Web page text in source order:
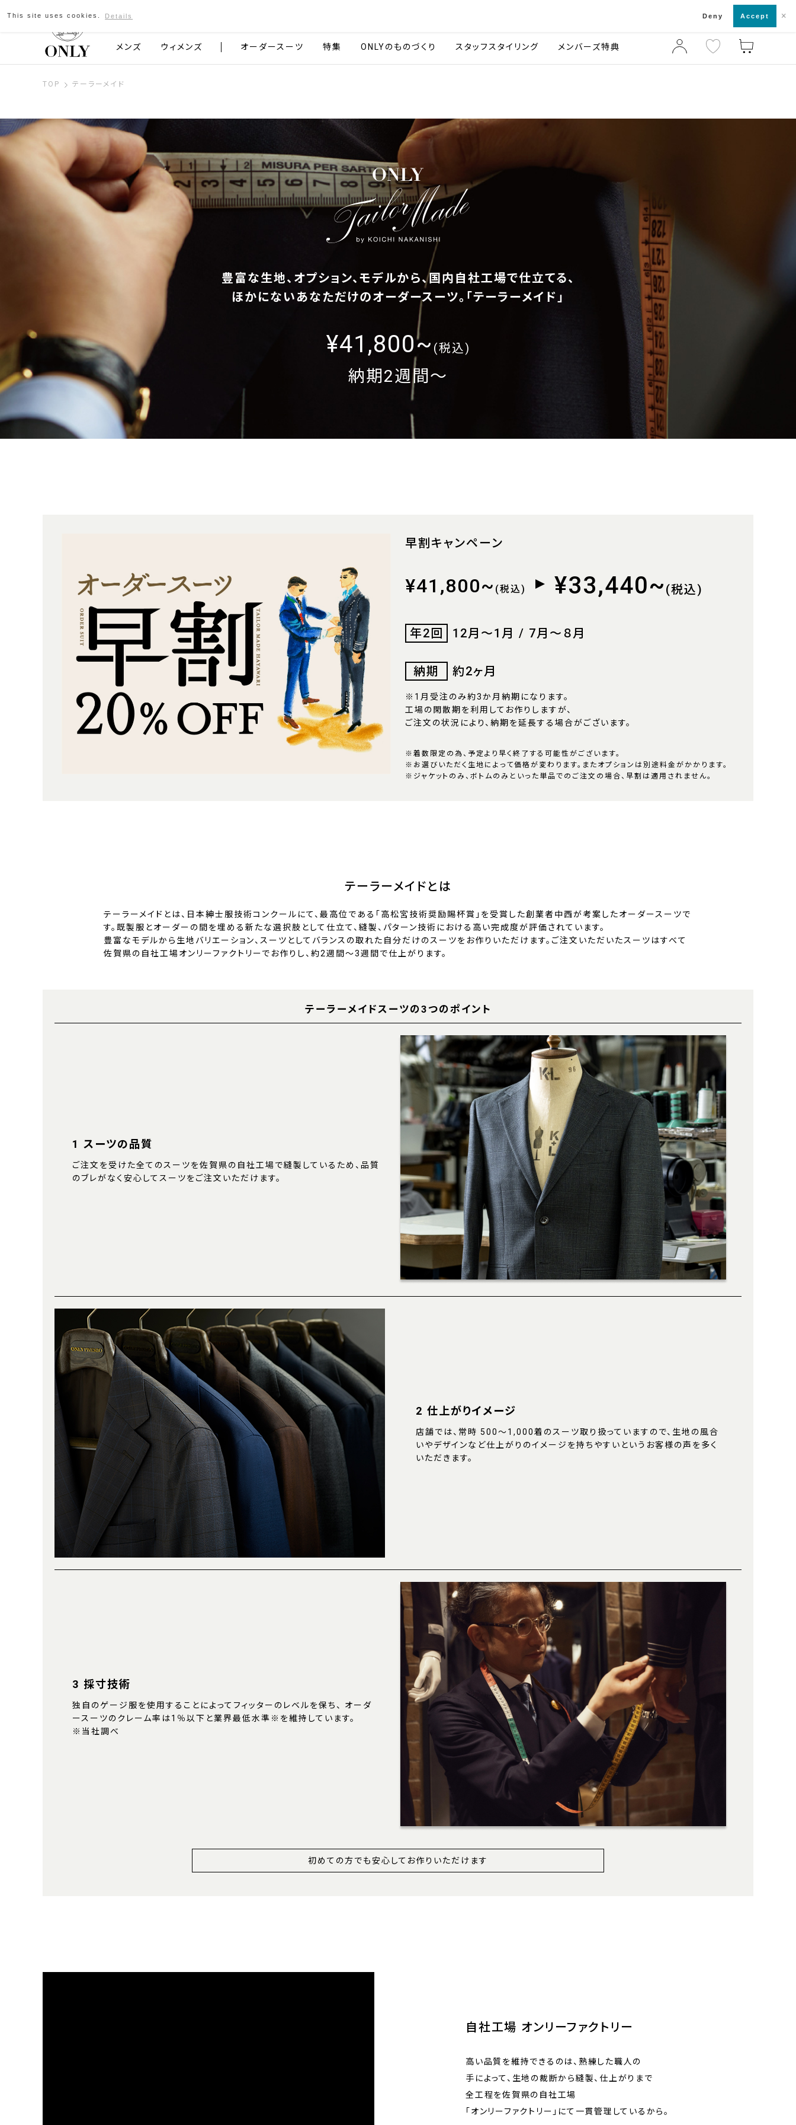
京都発のスーツブランド ONLY 店舗一覧・来店予約
メンズ ウィメンズ オーダースーツ 特集 ONLYのものづくり スタッフスタイリング メンバーズ特典
TOP テーラーメイド
豊富な生地、オプション、モデルから、国内自社工場で仕立てる、
ほかにないあなただけのオーダースーツ。 「テーラーメイド」
¥41,800~ (税込)
納期2週間〜
早割キャンペーン
¥41,800~ (税込) ¥33,440~ (税込)
年2回 12月〜1月 / 7月〜８月
納期 約2ヶ月
※1月受注のみ約3か月納期になります。
工場の閑散期を利用してお作りしますが、
ご注文の状況により、納期を延長する場合がございます。
※着数限定の為、予定より早く終了する可能性がございます。
※お選びいただく生地によって価格が変わります。またオプションは別途料金がかかります。
※ジャケットのみ、ボトムのみといった単品でのご注文の場合、早割は適用されません。
テーラーメイドとは
テーラーメイドとは、日本紳士服技術コンクールにて、最高位である「高松宮技術奨励賜杯賞」を受賞した創業者中西が考案したオーダースーツで
す。既製服とオーダーの間を埋める新たな選択肢として仕立て、縫製、パターン技術における高い完成度が評価されています。
豊富なモデルから生地バリエーション、スーツとしてバランスの取れた自分だけのスーツをお作りいただけます。ご注文いただいたスーツはすべて
佐賀県の自社工場オンリーファクトリーでお作りし、約2週間～3週間で仕上がります。
テーラーメイドスーツの3つのポイント
1 スーツの品質
ご注文を受けた全てのスーツを佐賀県の自社工場で縫製しているため、品質
のブレがなく安心してスーツをご注文いただけます。
2 仕上がりイメージ
店舗では、常時 500～1,000着のスーツ取り扱っていますので、生地の風合
いやデザインなど仕上がりのイメージを持ちやすいというお客様の声を多く
いただきます。
3 採寸技術
独自のゲージ服を使用することによってフィッターのレベルを保ち、 オーダ
ースーツのクレーム率は1％以下と業界最低水準※を維持しています。
※当社調べ
初めての方でも安心してお作りいただけます
自社工場 オンリーファクトリー
高い品質を維持できるのは、熟練した職人の
手によって、生地の裁断から縫製、仕上がりまで
全工程を佐賀県の自社工場
「オンリーファクトリー」にて一貫管理しているから。
This site uses cookies. Details Deny Accept ×